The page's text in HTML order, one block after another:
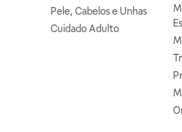
Pele, Cabelos e Unhas
Cuidado Adulto